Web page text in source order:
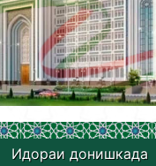
Идораи донишкада